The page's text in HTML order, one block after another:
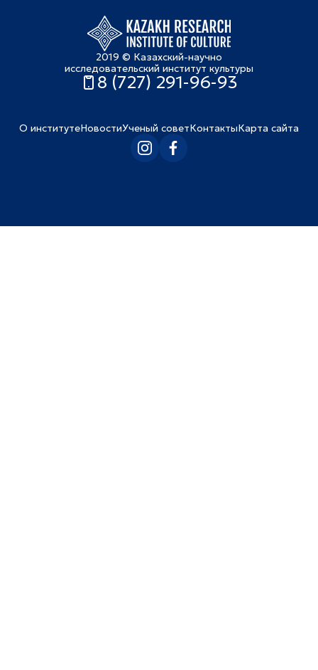
2019 © Казахский-научно
исследовательский институт культуры
8 (727) 291-96-93
О институтеНовостиУченый советКонтактыКарта сайта